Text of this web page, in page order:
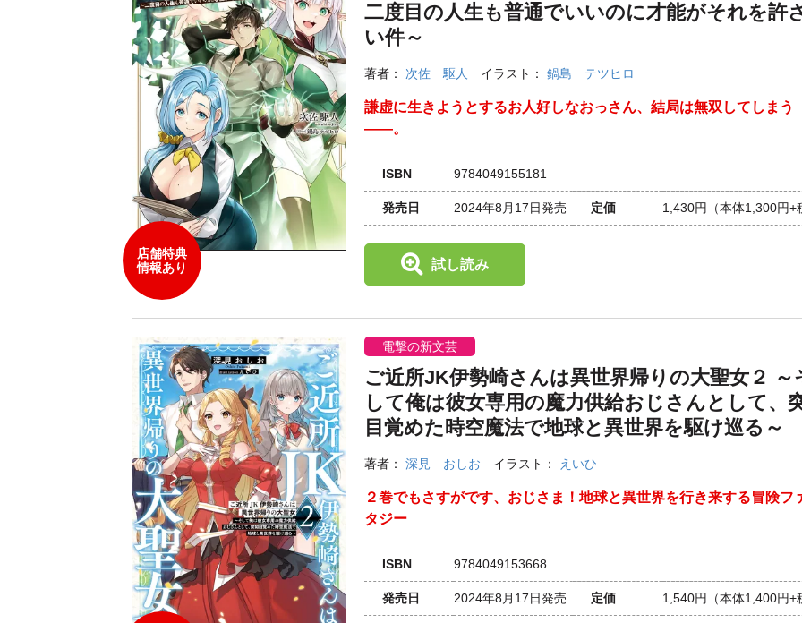
店舗特典
情報あり
二度目の人生も普通でいいのに才能がそれを許
い件～
著者： 次佐 駆人 イラスト： 鍋島 テツヒロ
謙虚に生きようとするお人好しなおっさん、結局は無双してしまう
――。
ISBN 9784049155181
発売日 2024年8月17日発売 定価 1,430円 （本体1,300円+
試し読み
電撃の新文芸
ご近所JK伊勢崎さんは異世界帰りの大聖女２ ～
して俺は彼女専用の魔力供給おじさんとして、
目覚めた時空魔法で地球と異世界を駆け巡る～
著者： 深見 おしお イラスト： えいひ
２巻でもさすがです、おじさま！地球と異世界を行き来する冒険フ
タジー
ISBN 9784049153668
発売日 2024年8月17日発売 定価 1,540円 （本体1,400円+